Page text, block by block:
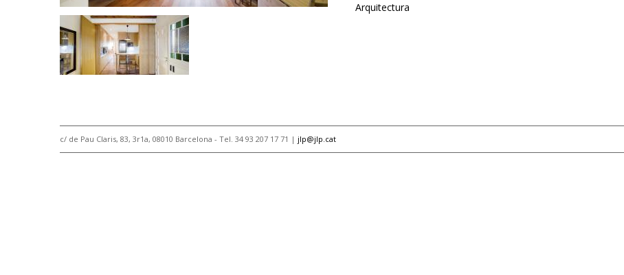
Arquitectura
c/ de Pau Claris, 83, 3r1a, 08010 Barcelona - Tel. 34 93 207 17 71 | jlp@jlp.cat